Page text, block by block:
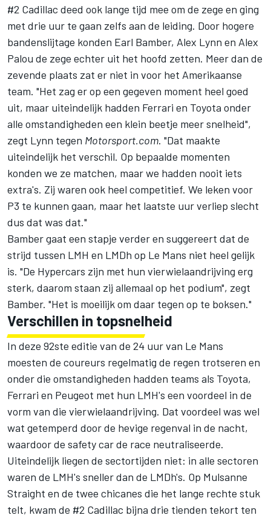
#2 Cadillac deed ook lange tijd mee om de zege en ging
met drie uur te gaan zelfs aan de leiding. Door hogere
bandenslijtage konden Earl Bamber, Alex Lynn en Alex
Palou de zege echter uit het hoofd zetten. Meer dan de
zevende plaats zat er niet in voor het Amerikaanse
team. "Het zag er op een gegeven moment heel goed
uit, maar uiteindelijk hadden Ferrari en Toyota onder
alle omstandigheden een klein beetje meer snelheid",
zegt Lynn tegen Motorsport.com. "Dat maakte
uiteindelijk het verschil. Op bepaalde momenten
konden we ze matchen, maar we hadden nooit iets
extra's. Zij waren ook heel competitief. We leken voor
P3 te kunnen gaan, maar het laatste uur verliep slecht
dus dat was dat."
Bamber gaat een stapje verder en suggereert dat de
strijd tussen LMH en LMDh op Le Mans niet heel gelijk
is. "De Hypercars zijn met hun vierwielaandrijving erg
sterk, daarom staan zij allemaal op het podium", zegt
Bamber. "Het is moeilijk om daar tegen op te boksen."
Verschillen in topsnelheid
In deze 92ste editie van de 24 uur van Le Mans
moesten de coureurs regelmatig de regen trotseren en
onder die omstandigheden hadden teams als Toyota,
Ferrari en Peugeot met hun LMH's een voordeel in de
vorm van die vierwielaandrijving. Dat voordeel was wel
wat getemperd door de hevige regenval in de nacht,
waardoor de safety car de race neutraliseerde.
Uiteindelijk liegen de sectortijden niet: in alle sectoren
waren de LMH's sneller dan de LMDh's. Op Mulsanne
Straight en de twee chicanes die het lange rechte stuk
telt, kwam de #2 Cadillac bijna drie tienden tekort ten